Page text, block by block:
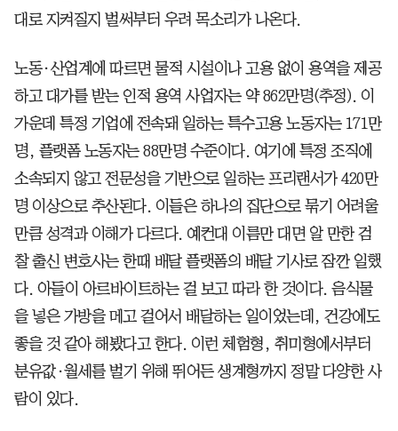
대로 지켜질지 벌써부터 우려 목소리가 나온다.
노동·산업계에 따르면 물적 시설이나 고용 없이 용역을 제공
하고 대가를 받는 인적 용역 사업자는 약 862만명(추정). 이
가운데 특정 기업에 전속돼 일하는 특수고용 노동자는 171만
명, 플랫폼 노동자는 88만명 수준이다. 여기에 특정 조직에
소속되지 않고 전문성을 기반으로 일하는 프리랜서가 420만
명 이상으로 추산된다. 이들은 하나의 집단으로 묶기 어려울
만큼 성격과 이해가 다르다. 예컨대 이름만 대면 알 만한 검
찰 출신 변호사는 한때 배달 플랫폼의 배달 기사로 잠깐 일했
다. 아들이 아르바이트하는 걸 보고 따라 한 것이다. 음식물
을 넣은 가방을 메고 걸어서 배달하는 일이었는데, 건강에도
좋을 것 같아 해봤다고 한다. 이런 체험형, 취미형에서부터
분유값·월세를 벌기 위해 뛰어든 생계형까지 정말 다양한 사
람이 있다.